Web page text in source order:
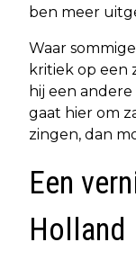
ben meer
Waar
kritiek op een
hij een
gaat hier om
zingen, dan
Een
Holland